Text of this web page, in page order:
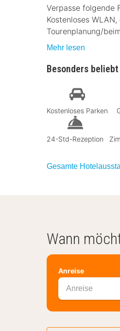
Verpasse folgende
Kostenloses
Tourenplanung/
Mehr lesen
Besonders beliebt
Kostenloses Parken
24-Std-Rezeption
Gesamte
Wann
Anreise
Anreise